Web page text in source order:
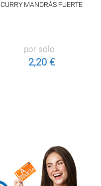
CURRY MANDRÁS FUERTE
por sólo
2,20 €